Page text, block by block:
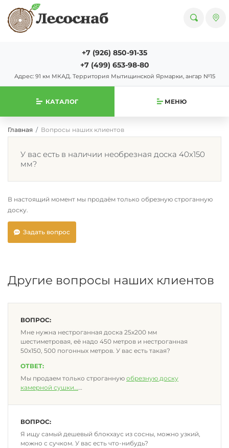
+7 (926) 850-91-35
+7 (499) 653-98-80
Адрес: 91 км МКАД. Территория Мытищинской Ярмарки, ангар №15
КАТАЛОГ МЕНЮ
Главная Вопросы наших клиентов
У вас есть в наличии необрезная доска 40х150
мм?
В настоящий момент мы продаём только обрезную строганную
доску.
Задать вопрос
Другие вопросы наших клиентов
ВОПРОС:
Мне нужна нестроганная доска 25х200 мм
шестиметровая, её надо 450 метров и нестроганная
50х150, 500 погонных метров. У вас есть такая?
ОТВЕТ:
Мы продаем только строганную обрезную доску
камерной сушки
ВОПРОС:
Я ищу самый дешевый блокхаус из сосны, можно узкий,
можно с сучком. У вас есть что-нибудь?